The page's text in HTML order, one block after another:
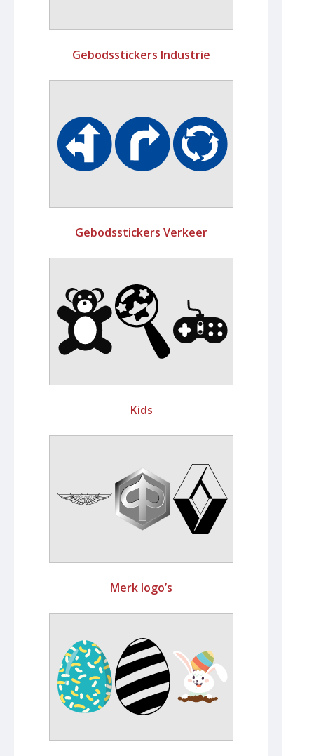
Gebodsstickers Industrie
Gebodsstickers Verkeer
Kids
Merk logo’s